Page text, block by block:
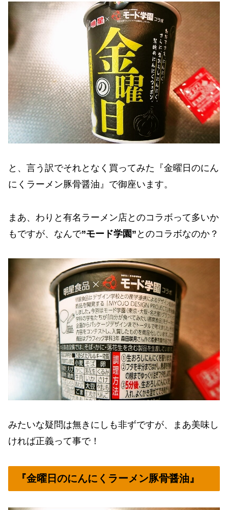
と、言う訳でそれとなく買ってみた『金曜日のにん
にくラーメン豚骨醤油』で御座います。
まあ、わりと有名ラーメン店とのコラボって多いか
もですが、なんで”モード学園” とのコラボなのか？
みたいな疑問は無きにしも非ずですが、まあ美味し
ければ正義って事で！
『金曜日のにんにくラーメン豚骨醤油』